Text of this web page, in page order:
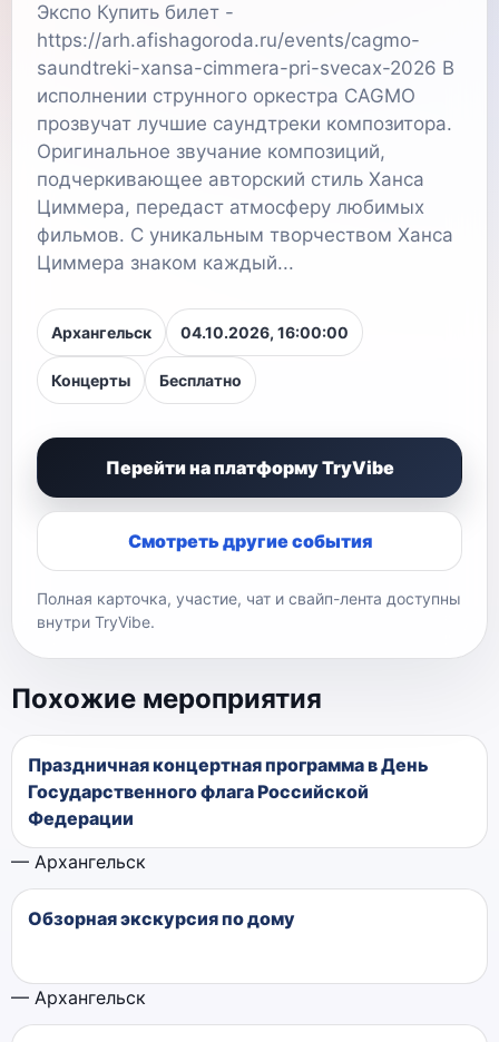
Экспо Купить билет -
https://arh.afishagoroda.ru/events/cagmo-
saundtreki-xansa-cimmera-pri-svecax-2026 В
исполнении струнного оркестра CAGMO
прозвучат лучшие саундтреки композитора.
Оригинальное звучание композиций,
подчеркивающее авторский стиль Ханса
Циммера, передаст атмосферу любимых
фильмов. С уникальным творчеством Ханса
Циммера знаком каждый...
Архангельск 04.10.2026, 16:00:00
Концерты Бесплатно
Перейти на платформу TryVibe
Смотреть другие события
Полная карточка, участие, чат и свайп-лента доступны
внутри TryVibe.
Похожие мероприятия
Праздничная концертная программа в День
Государственного флага Российской
Федерации
— Архангельск
Обзорная экскурсия по дому
— Архангельск